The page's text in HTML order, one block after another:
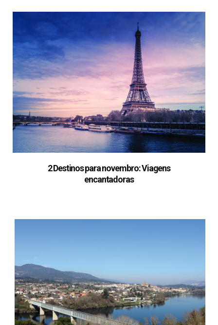
2 Destinos para novembro: Viagens
encantadoras